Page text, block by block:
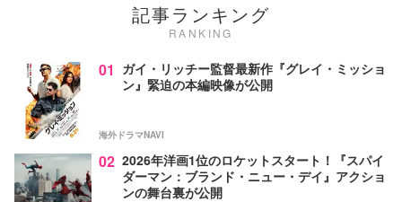
記事ランキング
RANKING
01 ガイ・リッチー監督最新作『グレイ・ミッショ
ン』緊迫の本編映像が公開
海外ドラマNAVI
02 2026年洋画1位のロケットスタート！『スパイ
ダーマン：ブランド・ニュー・デイ』アクショ
ンの舞台裏が公開